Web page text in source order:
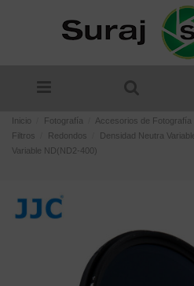
Inicio Fotografía Accesorios de Fotografía
Filtros
Redondos Densidad Neutra Variable
Variable ND(ND2-400)